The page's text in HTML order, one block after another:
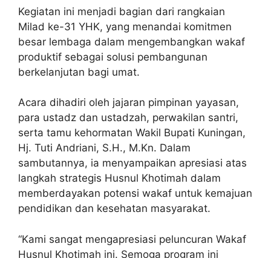
Kegiatan ini menjadi bagian dari rangkaian
Milad ke-31 YHK, yang menandai komitmen
besar lembaga dalam mengembangkan wakaf
produktif sebagai solusi pembangunan
berkelanjutan bagi umat.
Acara dihadiri oleh jajaran pimpinan yayasan,
para ustadz dan ustadzah, perwakilan santri,
serta tamu kehormatan Wakil Bupati Kuningan,
Hj. Tuti Andriani, S.H., M.Kn. Dalam
sambutannya, ia menyampaikan apresiasi atas
langkah strategis Husnul Khotimah dalam
memberdayakan potensi wakaf untuk kemajuan
pendidikan dan kesehatan masyarakat.
“Kami sangat mengapresiasi peluncuran Wakaf
Husnul Khotimah ini. Semoga program ini